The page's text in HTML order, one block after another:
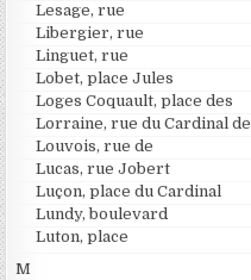
Lesage, rue
Libergier, rue
Linguet, rue
Lobet, place Jules
Loges Coquault, place des
Lorraine, rue du Cardinal de
Louvois, rue de
Lucas, rue Jobert
Luçon, place du Cardinal
Lundy, boulevard
Luton, place
M